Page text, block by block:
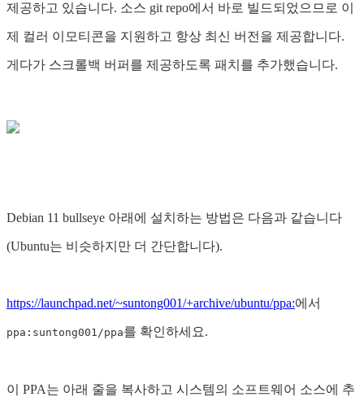
제공하고 있습니다. 소스 git repo에서 바로 빌드되었으므로 이
제 컬러 이모티콘을 지원하고 항상 최신 버전을 제공합니다.
게다가 스크롤백 버퍼를 제공하도록 패치를 추가했습니다.
Debian 11 bullseye 아래에 설치하는 방법은 다음과 같습니다
(Ubuntu는 비슷하지만 더 간단합니다).
https://launchpad.net/~suntong001/+archive/ubuntu/ppa:에서
ppa:suntong001/ppa를 확인하세요.
이 PPA는 아래 줄을 복사하고 시스템의 소프트웨어 소스에 추